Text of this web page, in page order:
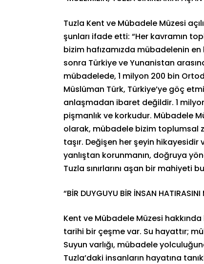
Tuzla Kent ve Mübadele Müzesi
şunları ifade etti: “Her kavramın
bizim hafızamızda mübadelenin en
sonra Türkiye ve Yunanistan
mübadelede, 1 milyon 200 bin
Müslüman Türk, Türkiye’ye göç
anlaşmadan ibaret değildir. 1
pişmanlık ve korkudur. Mübadele
olarak, mübadele bizim toplumsal
taşır. Değişen her şeyin
yanlıştan korunmanın, doğruya
Tuzla sınırlarını aşan bir mahiyeti
“BİR DUYGUYU BİR İNSAN HATIRASINI
Kent ve Mübadele Müzesi hakkında
tarihi bir çeşme var. Su hayattır;
Suyun varlığı, mübadele
Tuzla’daki insanların hayatına